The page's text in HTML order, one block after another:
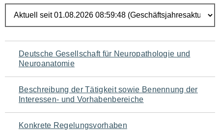
Navigation
für
den
Seiteninhalt
Deutsche Gesellschaft für Neuropathologie und
Neuroanatomie
Beschreibung der Tätigkeit sowie Benennung der
Interessen- und Vorhabenbereiche
Konkrete Regelungsvorhaben